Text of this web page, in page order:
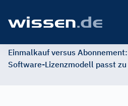
Einmalkauf versus
Software-Lizenzmodell passt